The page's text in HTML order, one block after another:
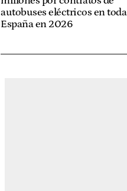
autobuses eléctricos en toda
España en 2026